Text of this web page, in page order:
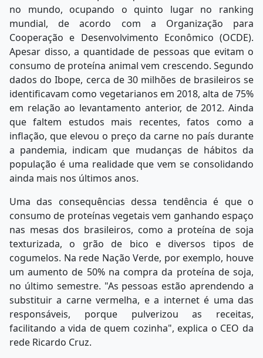
no mundo, ocupando o quinto lugar no ranking
mundial, de acordo com a Organização para
Cooperação e Desenvolvimento Econômico (OCDE).
Apesar disso, a quantidade de pessoas que evitam o
consumo de proteína animal vem crescendo. Segundo
dados do Ibope, cerca de 30 milhões de brasileiros se
identificavam como vegetarianos em 2018, alta de 75%
em relação ao levantamento anterior, de 2012. Ainda
que faltem estudos mais recentes, fatos como a
inflação, que elevou o preço da carne no país durante
a pandemia, indicam que mudanças de hábitos da
população é uma realidade que vem se consolidando
ainda mais nos últimos anos.
Uma das consequências dessa tendência é que o
consumo de proteínas vegetais vem ganhando espaço
nas mesas dos brasileiros, como a proteína de soja
texturizada, o grão de bico e diversos tipos de
cogumelos. Na rede Nação Verde, por exemplo, houve
um aumento de 50% na compra da proteína de soja,
no último semestre. "As pessoas estão aprendendo a
substituir a carne vermelha, e a internet é uma das
responsáveis, porque pulverizou as receitas,
facilitando a vida de quem cozinha", explica o CEO da
rede Ricardo Cruz.